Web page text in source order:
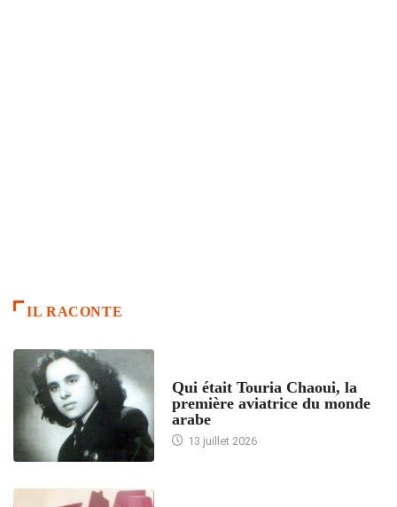
IL RACONTE
Qui était Touria Chaoui, la
première aviatrice du monde
arabe
13 juillet 2026